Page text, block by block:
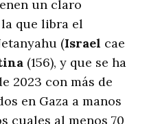
un claro
que libra el
(Israel cae
(156), y que se ha
2023 con más de
en Gaza a manos
cuales al menos 70